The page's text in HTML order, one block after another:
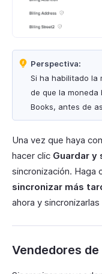
Perspectiva:
Si ha habilitado la
de que la moneda
Books, antes de
Una vez que haya
hacer clic Guardar y
sincronización. Haga
sincronizar más
ahora y
Vendedores